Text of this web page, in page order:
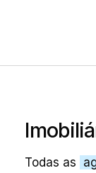
Todas as